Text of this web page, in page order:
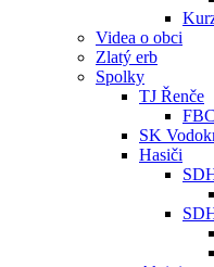
Videa o obci
Zlatý erb
Spolky
TJ Řenče
SK
Hasiči